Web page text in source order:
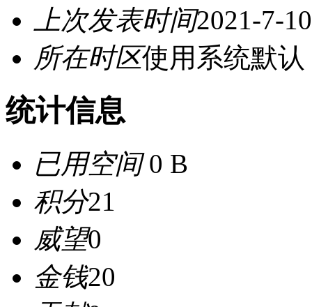
上次发表时间2021-7-
所在时区使用系统默认
统计信息
已用空间0 B
积分21
威望0
金钱20